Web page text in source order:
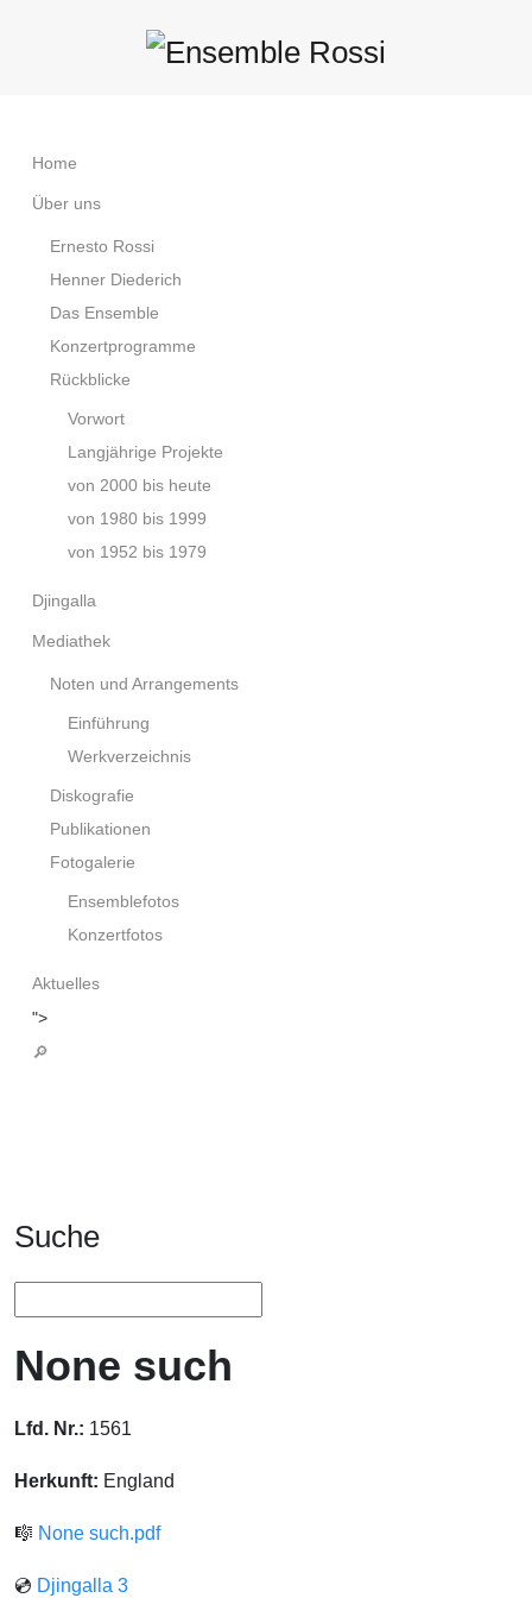
Home
Über uns
Ernesto Rossi
Henner Diederich
Das Ensemble
Konzertprogramme
Rückblicke
Vorwort
Langjährige Projekte
von 2000 bis heute
von 1980 bis 1999
von 1952 bis 1979
Djingalla
Mediathek
Noten und Arrangements
Einführung
Werkverzeichnis
Diskografie
Publikationen
Fotogalerie
Ensemblefotos
Konzertfotos
Aktuelles
">
🔎
Suche
None such
Lfd. Nr.: 1561
Herkunft: England
🎼 None such.pdf
💿 Djingalla 3